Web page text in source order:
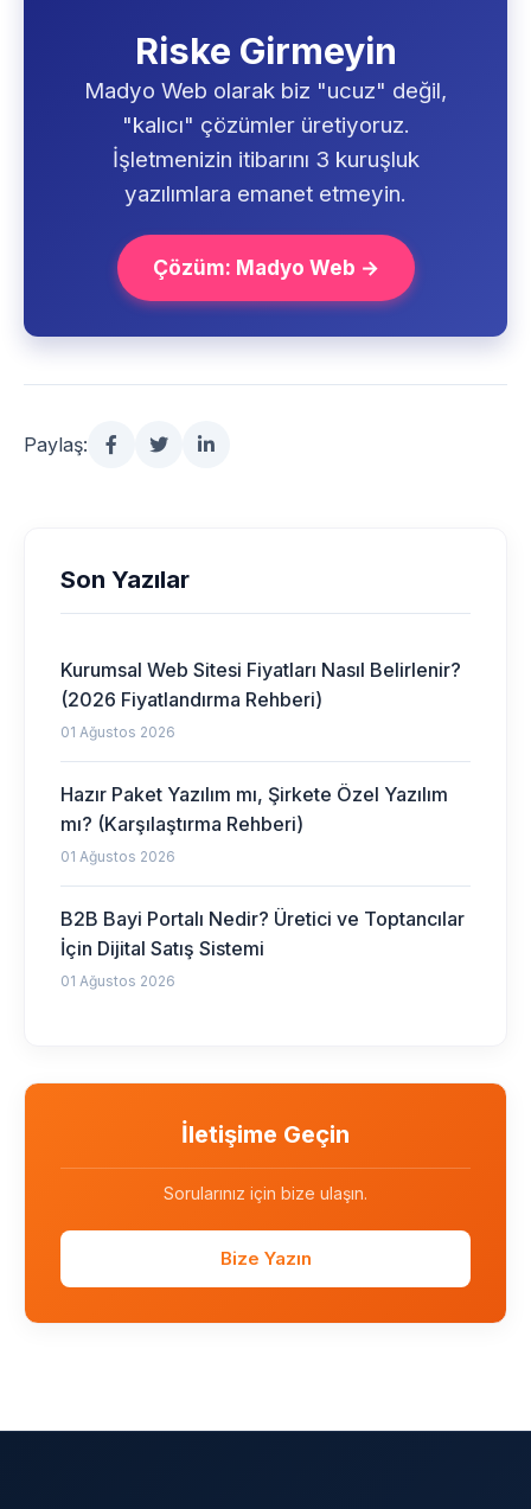
Riske Girmeyin
Madyo Web olarak biz "ucuz" değil,
"kalıcı" çözümler üretiyoruz.
İşletmenizin itibarını 3 kuruşluk
yazılımlara emanet etmeyin.
Çözüm: Madyo Web →
Paylaş:
Son Yazılar
Kurumsal Web Sitesi Fiyatları Nasıl Belirlenir?
(2026 Fiyatlandırma Rehberi)
01 Ağustos 2026
Hazır Paket Yazılım mı, Şirkete Özel Yazılım
mı? (Karşılaştırma Rehberi)
01 Ağustos 2026
B2B Bayi Portalı Nedir? Üretici ve Toptancılar
İçin Dijital Satış Sistemi
01 Ağustos 2026
İletişime Geçin
Sorularınız için bize ulaşın.
Bize Yazın